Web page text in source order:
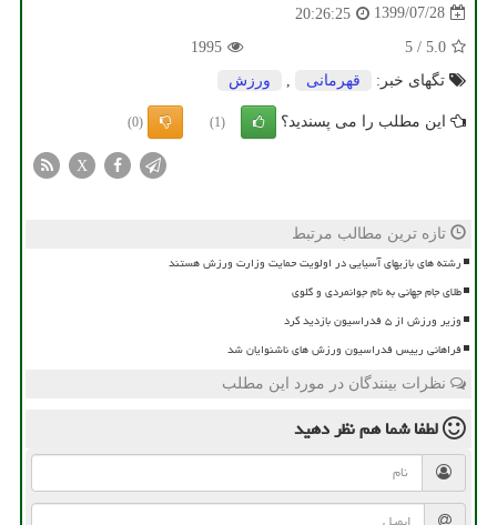
1399/07/28
20:26:25
5.0
/
5
1995
تگهای خبر:
قهرمانی ورزش
این مطلب را می پسندید؟ (1)
(0)
X
تازه ترین مطالب مرتبط
رشته های بازیهای آسیایی در اولویت حمایت وزارت ورزش هستند
طلای جام جهانی به نام جوانمردی و گلوی
وزیر ورزش از ۵ فدراسیون بازدید کرد
فراهانی رییس فدراسیون ورزش های ناشنوایان شد
نظرات بینندگان در مورد این مطلب
لطفا شما همنظر دهید